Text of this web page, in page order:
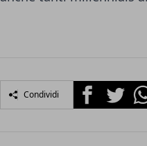
Condividi FacebookTwitter